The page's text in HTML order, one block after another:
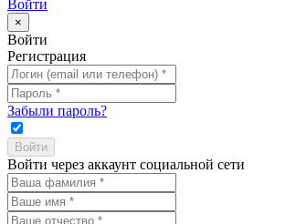
Войти
×
Войти
Регистрация
Забыли пароль?
Войти через аккаунт социальной сети